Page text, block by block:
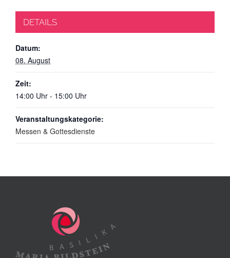
DETAILS
Datum:
08. August
Zeit:
14:00 Uhr - 15:00 Uhr
Veranstaltungskategorie:
Messen & Gottesdienste